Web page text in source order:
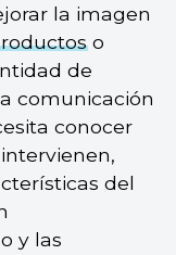
la imagen
o
de
comunicación
conocer
del
y las